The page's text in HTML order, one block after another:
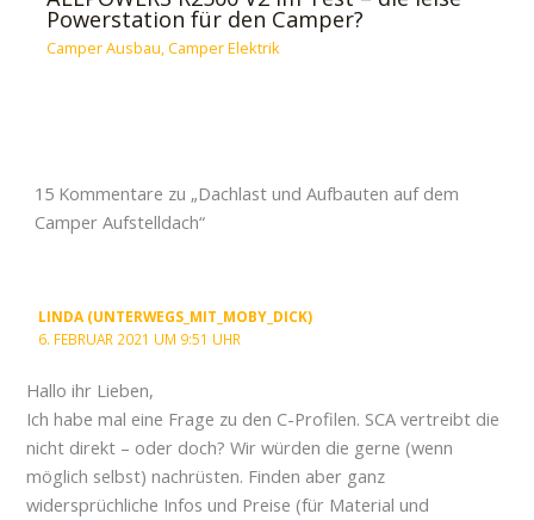
Powerstation für den Camper?
Camper Ausbau,Camper Elektrik
15 Kommentare zu „Dachlast und Aufbauten auf dem
Camper Aufstelldach“
LINDA (UNTERWEGS_MIT_MOBY_DICK)
6. FEBRUAR 2021 UM 9:51 UHR
Hallo ihr Lieben,
Ich habe mal eine Frage zu den C-Profilen. SCA vertreibt die
nicht direkt – oder doch? Wir würden die gerne (wenn
möglich selbst) nachrüsten. Finden aber ganz
widersprüchliche Infos und Preise (für Material und